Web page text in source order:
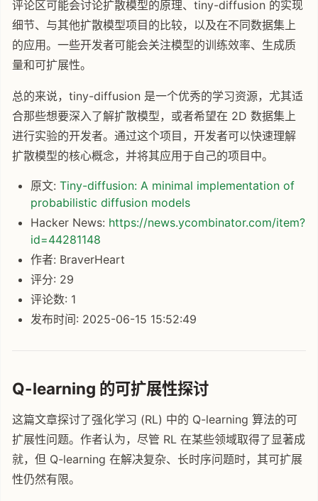
评论区可能会讨论扩散模型的原理、tiny-diffusion 的实现
细节、与其他扩散模型项目的比较，以及在不同数据集上
的应用。一些开发者可能会关注模型的训练效率、生成质
量和可扩展性。
总的来说，tiny-diffusion 是一个优秀的学习资源，尤其适
合那些想要深入了解扩散模型，或者希望在 2D 数据集上
进行实验的开发者。通过这个项目，开发者可以快速理解
扩散模型的核心概念，并将其应用于自己的项目中。
原文: Tiny-diffusion: A minimal implementation of
probabilistic diffusion models
Hacker News: https://news.ycombinator.com/item?
id=44281148
作者: BraverHeart
评分: 29
评论数: 1
发布时间: 2025-06-15 15:52:49
Q-learning 的可扩展性探讨
这篇文章探讨了强化学习 (RL) 中的 Q-learning 算法的可
扩展性问题。作者认为，尽管 RL 在某些领域取得了显著成
就，但 Q-learning 在解决复杂、长时序问题时，其可扩展
性仍然有限。